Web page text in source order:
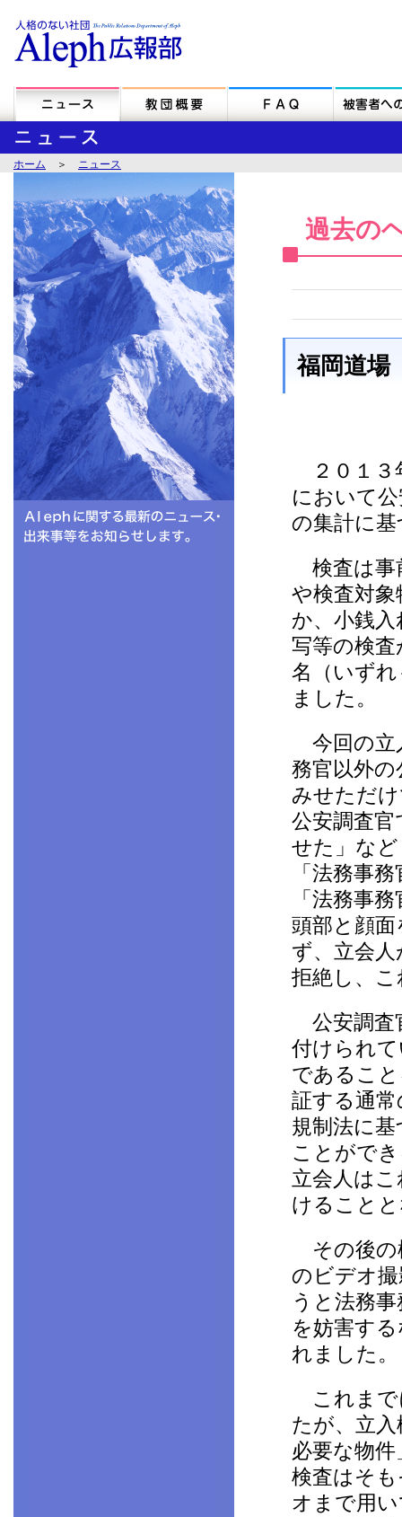
ホーム ＞ ニュース
過去の
福岡道場
２０１３
において
の集計に
検査は事
や検査対
か、小銭
写等の検
名（いず
ました。
今回の立
務官以外
みせただ
公安調査
せた」な
「法務事
「法務事
頭部と顔
ず、立会
拒絶し、
公安調査
付けられ
であるこ
証する通
規制法に
ことがで
立会人は
けること
その後の
のビデオ
うと法務
を妨害す
れました。
これまで
たが、立
必要な物
検査はそ
オまで用